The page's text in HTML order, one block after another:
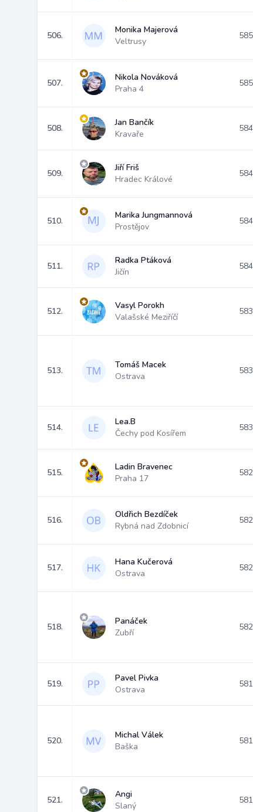
506.
Monika Majerová
Veltrusy
507.
Nikola Nováková
Praha 4
508.
Jan Bančík
Kravaře
509.
Jiří Friš
Hradec Králové
510.
Marika Jungmannová
Prostějov
511.
Radka Ptáková
Jičín
512.
Vasyl Porokh
Valašské Meziříčí
513.
Tomáš Macek
Ostrava
514.
Lea.B
Čechy pod Kosířem
515.
Ladin Bravenec
Praha 17
516.
Oldřich Bezdíček
Rybná nad Zdobnicí
517.
Hana Kučerová
Ostrava
518.
Panáček
Zubří
519.
Pavel Pivka
Ostrava
520.
Michal Válek
Baška
521.
Angi
Slaný